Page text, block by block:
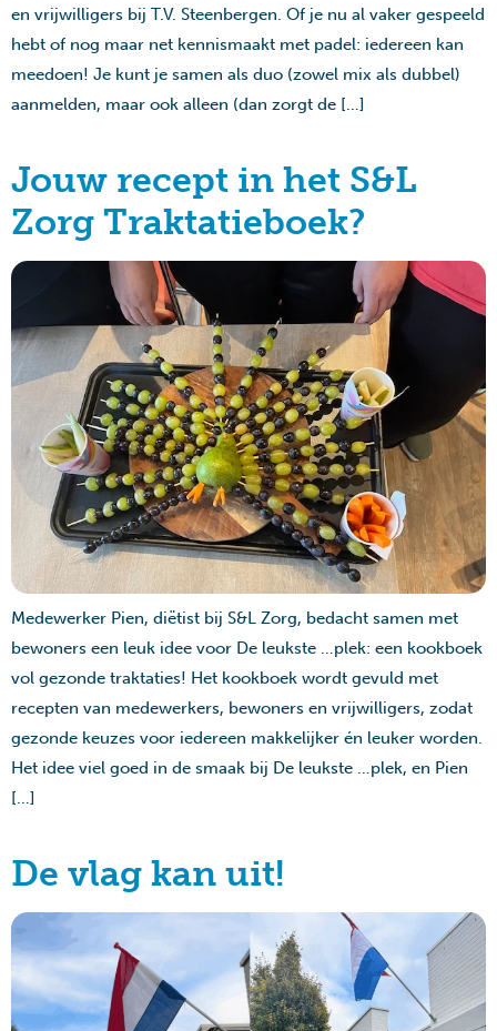
en vrijwilligers bij T.V. Steenbergen. Of je nu al vaker gespeeld
hebt of nog maar net kennismaakt met padel: iedereen kan
meedoen! Je kunt je samen als duo (zowel mix als dubbel)
aanmelden, maar ook alleen (dan zorgt de […]
Jouw recept in het S&L
Zorg Traktatieboek?
Medewerker Pien, diëtist bij S&L Zorg, bedacht samen met
bewoners een leuk idee voor De leukste …plek: een kookboek
vol gezonde traktaties! Het kookboek wordt gevuld met
recepten van medewerkers, bewoners en vrijwilligers, zodat
gezonde keuzes voor iedereen makkelijker én leuker worden.
Het idee viel goed in de smaak bij De leukste …plek, en Pien
[…]
De vlag kan uit!